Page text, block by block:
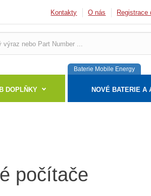
Kontakty O nás Registrace
DOPLŇKY
Baterie Mobile Energy
NOVÉ BATERIE A
počítače